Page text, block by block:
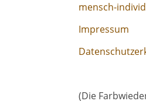
mensch-
Impressum
(Die